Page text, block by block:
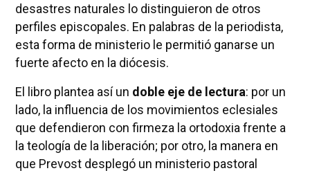
desastres naturales lo distinguieron de otros
perfiles episcopales. En palabras de la periodista,
esta forma de ministerio le permitió ganarse un
fuerte afecto en la diócesis.
El libro plantea así un doble eje de lectura: por un
lado, la influencia de los movimientos eclesiales
que defendieron con firmeza la ortodoxia frente a
la teología de la liberación; por otro, la manera en
que Prevost desplegó un ministerio pastoral